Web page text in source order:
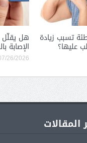
تسبب زيادة
عليها؟
هل يقلّل
الإصابة
26/2026
المقالات